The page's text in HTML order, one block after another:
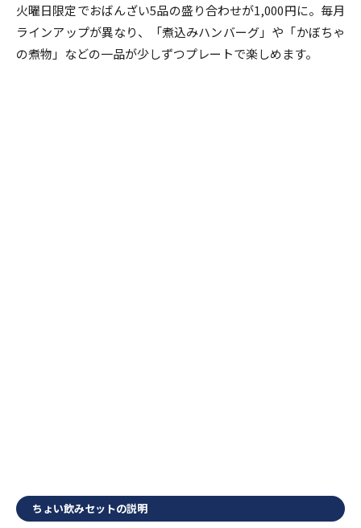
火曜日限定でおばんざい5品の盛り合わせが1,000円に。毎月
ラインアップが異なり、「煮込みハンバーグ」や「かぼちゃ
の煮物」などの一品が少しずつプレートで楽しめます。
ちょい飲みセットの説明